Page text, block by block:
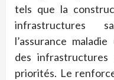
tels que la
infrastructures
l’assurance
des
priorités. Le